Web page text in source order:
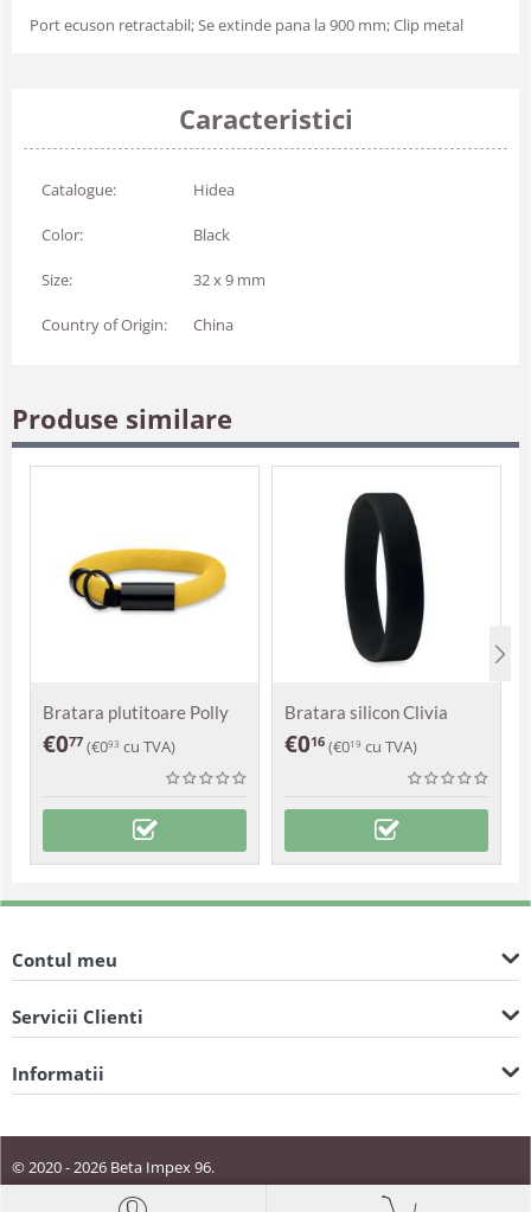
Port ecuson retractabil; Se extinde pana la 900 mm; Clip metal
Caracteristici
Catalogue: Hidea
Color: Black
Size: 32 x 9 mm
Country of Origin: China
Produse similare
Bratara plutitoare Polly
€077 (€093 cu TVA)
Bratara silicon Clivia
€016 (€019 cu TVA)
Contul meu
Servicii Clienti
Informatii
© 2020 - 2026 Beta Impex 96.